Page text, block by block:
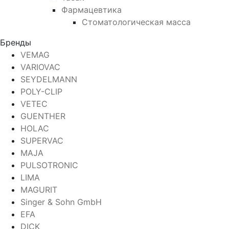
Фармацевтика
Стоматологическая масса
Бренды
VEMAG
VARIOVAC
SEYDELMANN
POLY-CLIP
VETEC
GUENTHER
HOLAC
SUPERVAC
MAJA
PULSOTRONIC
LIMA
MAGURIT
Singer & Sohn GmbH
EFA
DICK